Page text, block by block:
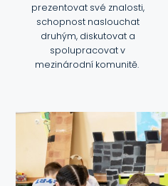
prezentovat své znalosti,
schopnost naslouchat
druhým, diskutovat a
spolupracovat v
mezinárodní komunitě.